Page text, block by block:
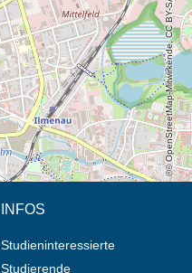
© OpenStreetMap-Mitwirkende, CC BY-SA
INFOS
Studieninteressierte
Studierende